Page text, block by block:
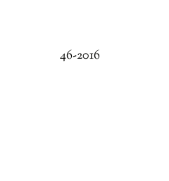
46-2016